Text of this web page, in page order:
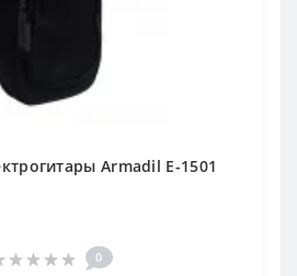
Armadil E-1501
0